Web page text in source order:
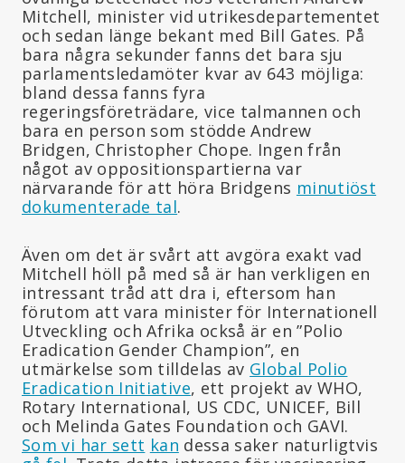
Mitchell, minister vid utrikesdepartementet
och sedan länge bekant med Bill Gates. På
bara några sekunder fanns det bara sju
parlamentsledamöter kvar av 643 möjliga:
bland dessa fanns fyra
regeringsföreträdare, vice talmannen och
bara en person som stödde Andrew
Bridgen, Christopher Chope. Ingen från
något av oppositionspartierna var
närvarande för att höra Bridgens minutiöst
dokumenterade tal.
Även om det är svårt att avgöra exakt vad
Mitchell höll på med så är han verkligen en
intressant tråd att dra i, eftersom han
förutom att vara minister för Internationell
Utveckling och Afrika också är en ”Polio
Eradication Gender Champion”, en
utmärkelse som tilldelas av Global Polio
Eradication Initiative, ett projekt av WHO,
Rotary International, US CDC, UNICEF, Bill
och Melinda Gates Foundation och GAVI.
Som vi har sett kan dessa saker naturligtvis